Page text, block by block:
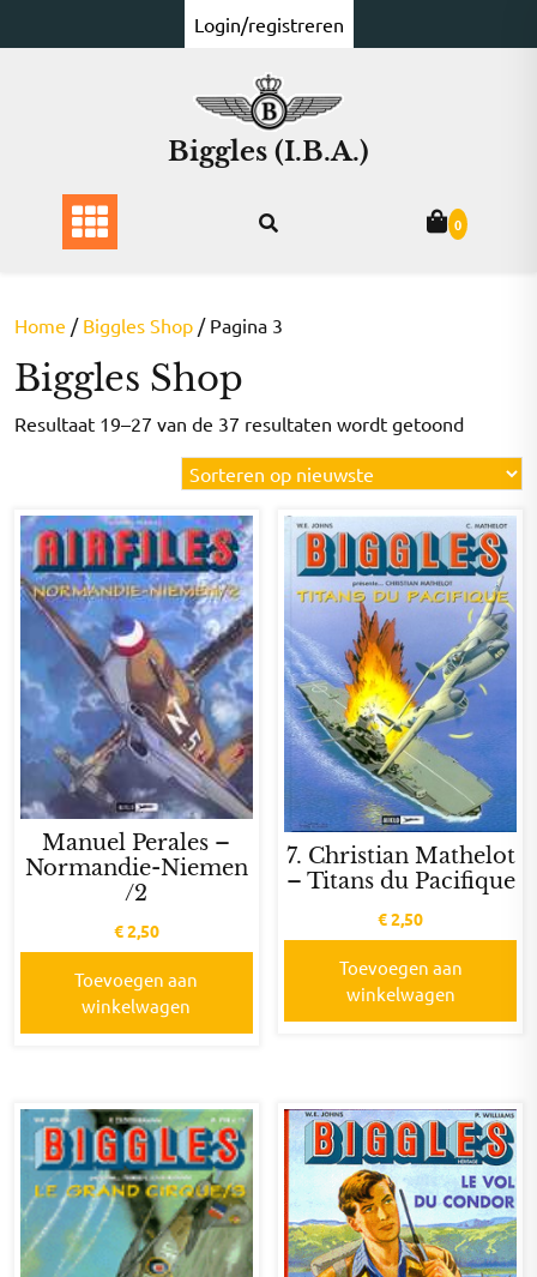
naar
Login/registreren
Biggles (I.B.A.)
0
Home / Biggles Shop / Pagina 3
Biggles Shop
Resultaat 19–27 van de 37 resultaten wordt getoond
op
Manuel Perales –
Normandie-Niemen
/2
€2,50
Toevoegen aan
winkelwagen
7. Christian Mathelot
– Titans du Pacifique
€2,50
Toevoegen aan
winkelwagen